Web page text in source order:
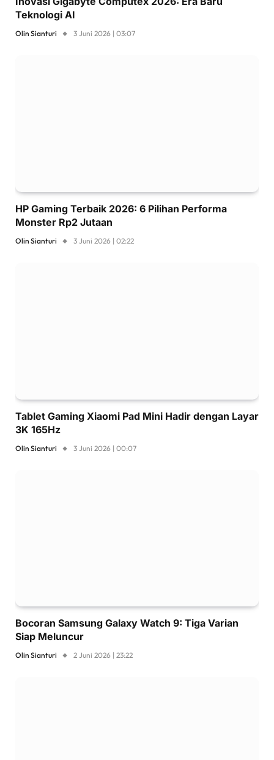
Teknologi AI
Olin Sianturi 3 Juni 2026 | 03:07
HP Gaming Terbaik 2026: 6 Pilihan Performa
Monster Rp2 Jutaan
Olin Sianturi 3 Juni 2026 | 02:22
Tablet Gaming Xiaomi Pad Mini Hadir dengan Layar
3K 165Hz
Olin Sianturi 3 Juni 2026 | 00:07
Bocoran Samsung Galaxy Watch 9: Tiga Varian
Siap Meluncur
Olin Sianturi 2 Juni 2026 | 23:22